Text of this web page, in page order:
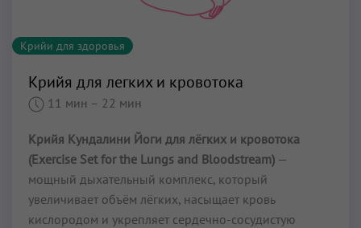
Крийи для здоровья
Крийя для легких и кровотока
11 мин – 22 мин
Крийя Кундалини Йоги для лёгких и кровотока
(Exercise Set for the Lungs and Bloodstream) —
мощный дыхательный комплекс, который
увеличивает объём лёгких, насыщает кровь
кислородом и укрепляет сердечно-сосудистую